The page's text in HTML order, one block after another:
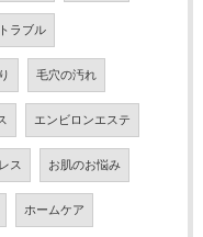
ラブル
毛穴の汚れ
エンビロンエステ
ス お肌のお悩み
ホームケア